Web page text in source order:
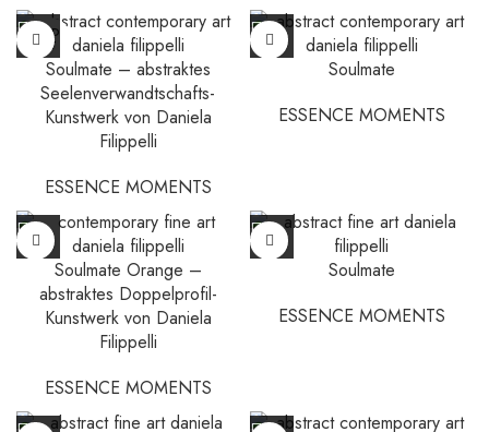
SOLD
OUT
Soulmate – abstraktes
Seelenverwandtschafts-
Kunstwerk von Daniela
Filippelli
ESSENCE MOMENTS
Soulmate
ESSENCE MOMENTS
Soulmate Orange –
abstraktes Doppelprofil-
Kunstwerk von Daniela
Filippelli
ESSENCE MOMENTS
Soulmate
ESSENCE MOMENTS